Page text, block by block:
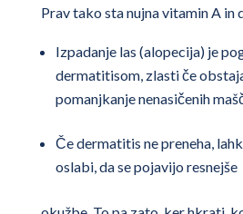
Prav tako sta nujna vitamin A in
Izpadanje las (alopecija) je
dermatitisom, zlasti če
pomanjkanje nenasičenih
Če dermatitis ne preneha,
oslabi, da se pojavijo resnejše